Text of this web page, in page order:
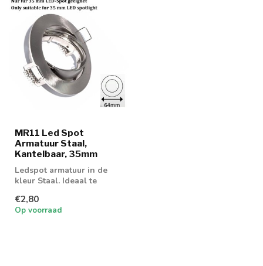
MR11 Led Spot
Armatuur Staal,
Kantelbaar, 35mm
Ledspot armatuur in de
kleur Staal. Ideaal te
MR16 ledspot...
€2,80
Op voorraad